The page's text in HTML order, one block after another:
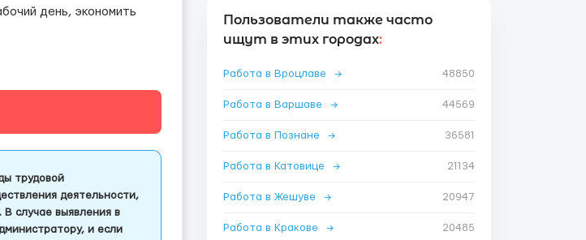
день, экономить
трудовой
деятельности,
случае выявления в
и если
Пользователи также часто
ищут в этих городах:
Работа в Вроцлаве → 48850
Работа в Варшаве → 44569
Работа в Познане → 36581
Работа в Катовице → 21134
Работа в Жешуве → 20947
Работа в Кракове → 20485